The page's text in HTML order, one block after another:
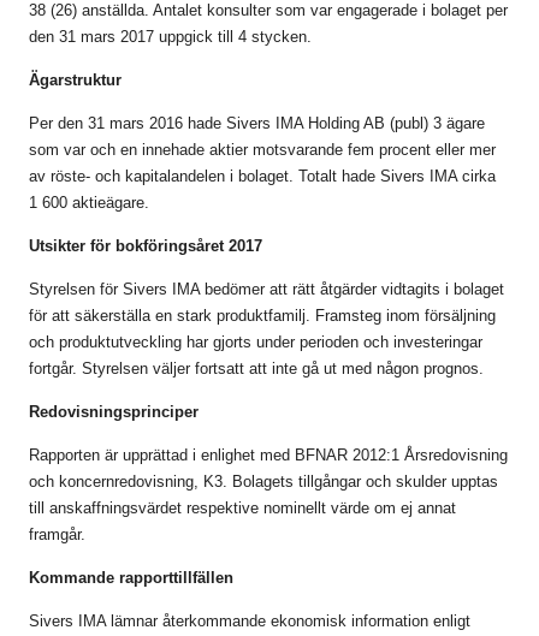
38 (26) anställda. Antalet konsulter som var engagerade i bolaget per
den 31 mars 2017 uppgick till 4 stycken.
Ägarstruktur
Per den 31 mars 2016 hade Sivers IMA Holding AB (publ) 3 ägare
som var och en innehade aktier motsvarande fem procent eller mer
av röste- och kapitalandelen i bolaget. Totalt hade Sivers IMA cirka
1 600 aktieägare.
Utsikter för bokföringsåret 2017
Styrelsen för Sivers IMA bedömer att rätt åtgärder vidtagits i bolaget
för att säkerställa en stark produktfamilj. Framsteg inom försäljning
och produktutveckling har gjorts under perioden och investeringar
fortgår. Styrelsen väljer fortsatt att inte gå ut med någon prognos.
Redovisningsprinciper
Rapporten är upprättad i enlighet med BFNAR 2012:1 Årsredovisning
och koncernredovisning, K3. Bolagets tillgångar och skulder upptas
till anskaffningsvärdet respektive nominellt värde om ej annat
framgår.
Kommande rapporttillfällen
Sivers IMA lämnar återkommande ekonomisk information enligt